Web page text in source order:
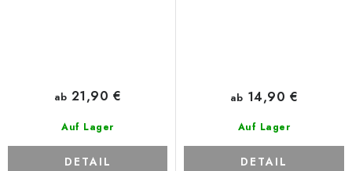
Auf Lager
ab 21,90 €
DETAIL
Auf Lager
ab 14,90 €
DETAIL